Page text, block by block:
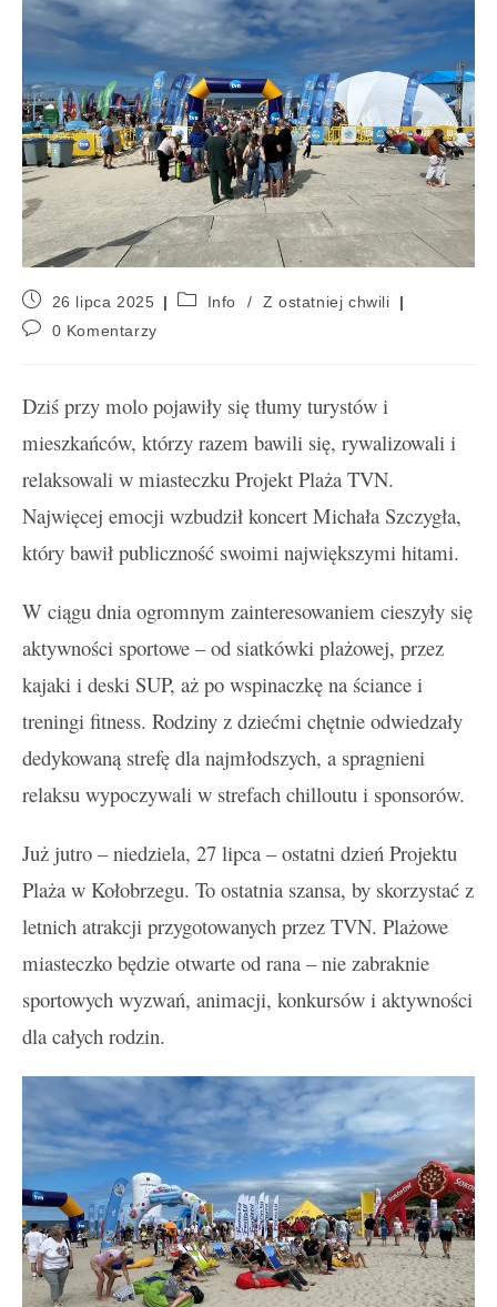
26 lipca 2025 Info /
Z ostatniej chwili
0 Komentarzy
Dziś przy molo pojawiły się tłumy turystów i
mieszkańców, którzy razem bawili się, rywalizowali i
relaksowali w miasteczku Projekt Plaża TVN.
Najwięcej emocji wzbudził koncert Michała Szczygła,
który bawił publiczność swoimi największymi hitami.
W ciągu dnia ogromnym zainteresowaniem cieszyły się
aktywności sportowe – od siatkówki plażowej, przez
kajaki i deski SUP, aż po wspinaczkę na ściance i
treningi fitness. Rodziny z dziećmi chętnie odwiedzały
dedykowaną strefę dla najmłodszych, a spragnieni
relaksu wypoczywali w strefach chilloutu i sponsorów.
Już jutro – niedziela, 27 lipca – ostatni dzień Projektu
Plaża w Kołobrzegu. To ostatnia szansa, by skorzystać z
letnich atrakcji przygotowanych przez TVN. Plażowe
miasteczko będzie otwarte od rana – nie zabraknie
sportowych wyzwań, animacji, konkursów i aktywności
dla całych rodzin.